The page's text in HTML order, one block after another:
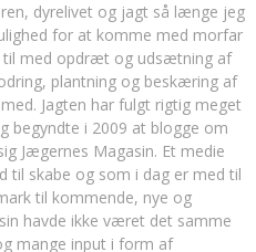
dyrelivet og jagt så længe jeg
for at komme med morfar
med opdræt og udsætning af
plantning og beskæring af
Jagten har fulgt rigtig meget
begyndte i 2009 at blogge om
Jægernes Magasin. Et medie
skabe og som i dag er med til
til kommende, nye og
havde ikke været det samme
mange input i form af